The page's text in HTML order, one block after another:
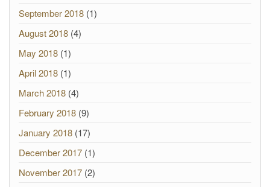
September 2018 (1)
August 2018 (4)
May 2018 (1)
April 2018 (1)
March 2018 (4)
February 2018 (9)
January 2018 (17)
December 2017 (1)
November 2017 (2)